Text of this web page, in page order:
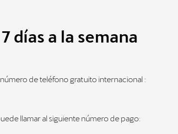
días a la semana
de teléfono gratuito internacional :
llamar al siguiente número de pago: